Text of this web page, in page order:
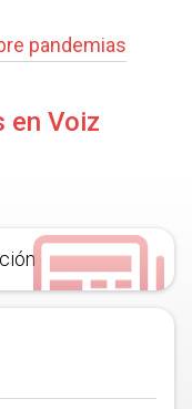
pandemias
en Voiz